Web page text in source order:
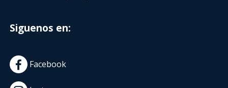
Siguenos en:
Facebook